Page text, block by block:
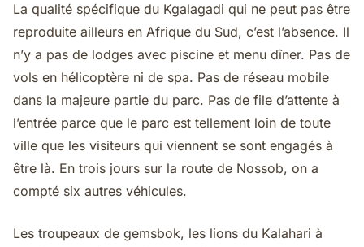
La qualité spécifique du Kgalagadi qui ne peut pas être
reproduite ailleurs en Afrique du Sud, c’est l’absence. Il
n’y a pas de lodges avec piscine et menu dîner. Pas de
vols en hélicoptère ni de spa. Pas de réseau mobile
dans la majeure partie du parc. Pas de file d’attente à
l’entrée parce que le parc est tellement loin de toute
ville que les visiteurs qui viennent se sont engagés à
être là. En trois jours sur la route de Nossob, on a
compté six autres véhicules.
Les troupeaux de gemsbok, les lions du Kalahari à